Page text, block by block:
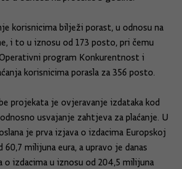
korisnicima bilježi porast, u odnosu na
i to u iznosu od 173 posto, pri čemu
program Konkurentnost i
korisnicima porasla za 356 posto.
projekata je ovjeravanje izdataka kod
usvajanje zahtjeva za plaćanje. U
je prva izjava o izdacima Europskoj
milijuna eura, a upravo je danas
o izdacima u iznosu od 204,5 milijuna